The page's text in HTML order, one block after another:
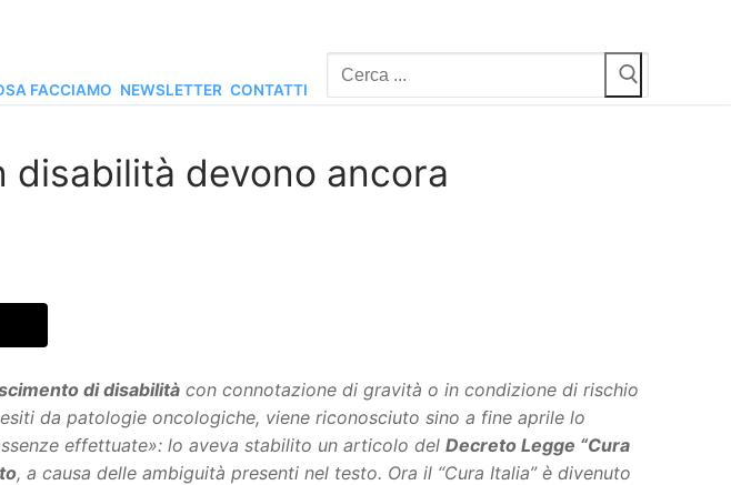
FACCIAMO NEWSLETTER CONTATTI
Cerca:
disabilità devono ancora
di disabilità con connotazione di gravità o in condizione di rischio
da patologie oncologiche, viene riconosciuto sino a fine aprile lo
effettuate»: lo aveva stabilito un articolo del Decreto Legge “Cura
, a causa delle ambiguità presenti nel testo. Ora il “Cura Italia” è divenuto